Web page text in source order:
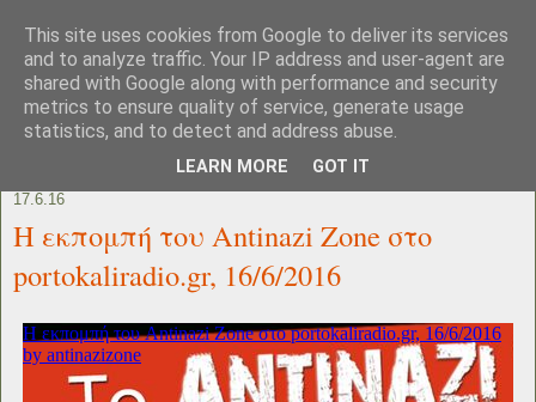
17.6.16
Η εκπομπή του Antinazi Zone στο
portokaliradio.gr, 16/6/2016
This site uses cookies from Google to deliver its services
and to analyze traffic. Your IP address and user-agent are
shared with Google along with performance and security
metrics to ensure quality of service, generate usage
statistics, and to detect and address abuse.
LEARN MORE GOT IT